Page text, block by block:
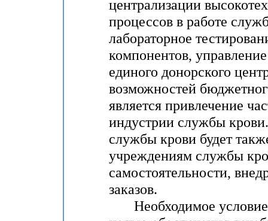
централизации
процессов в работе
лабораторное
компонентов,
единого донорского
возможностей
является привлечение
индустрии службы
службы крови будет
учреждениям службы
самостоятельности,
заказов.
Необходимое условие